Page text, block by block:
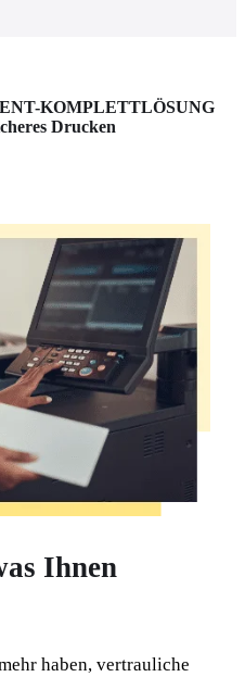
KOMPLETTLÖSUNG
Drucken
Ihnen
haben, vertrauliche